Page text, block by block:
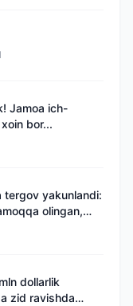
Jamoa ich-
bor...
tergov yakunlandi:
olingan,
boʻlgan
dollarlik
zid ravishda